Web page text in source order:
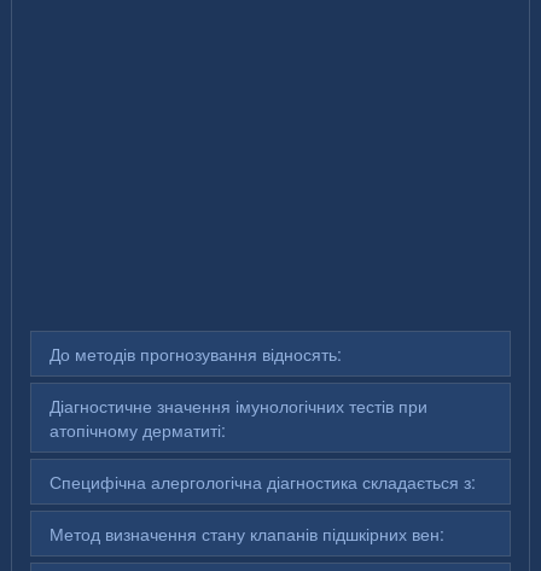
До методів прогнозування відносять:
Діагностичне значення імунологічних тестів при
атопічному дерматиті:
Специфічна алергологічна діагностика складається з:
Метод визначення стану клапанів підшкірних вен: